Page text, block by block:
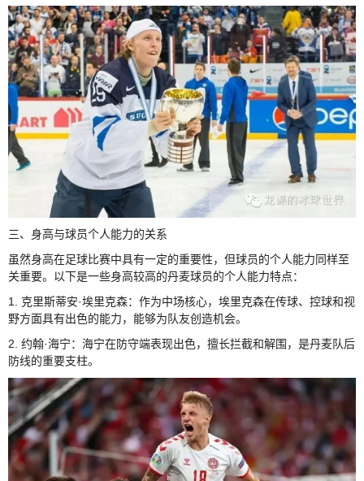
三、身高与球员个人能力的关系
虽然身高在足球比赛中具有一定的重要性，但球员的个人能力同样至
关重要。以下是一些身高较高的丹麦球员的个人能力特点：
1. 克里斯蒂安·埃里克森：作为中场核心，埃里克森在传球、控球和视
野方面具有出色的能力，能够为队友创造机会。
2. 约翰·海宁：海宁在防守端表现出色，擅长拦截和解围，是丹麦队后
防线的重要支柱。